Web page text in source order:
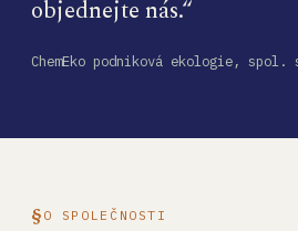
objednejte nás.“
ChemEko podniková ekologie,
O SPOLEČNOSTI